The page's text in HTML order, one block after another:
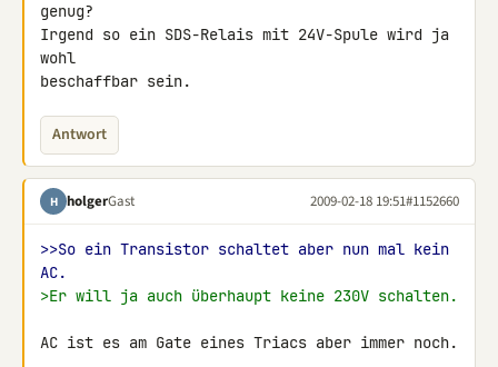
genug?
Irgend so ein SDS-Relais mit 24V-Spule wird ja
wohl
beschaffbar sein.
Antwort
H holgerGast 2009-02-18 19:51#1152660
>>So ein Transistor schaltet aber nun mal kein
AC.
>Er will ja auch überhaupt keine 230V schalten.
AC ist es am Gate eines Triacs aber immer noch.